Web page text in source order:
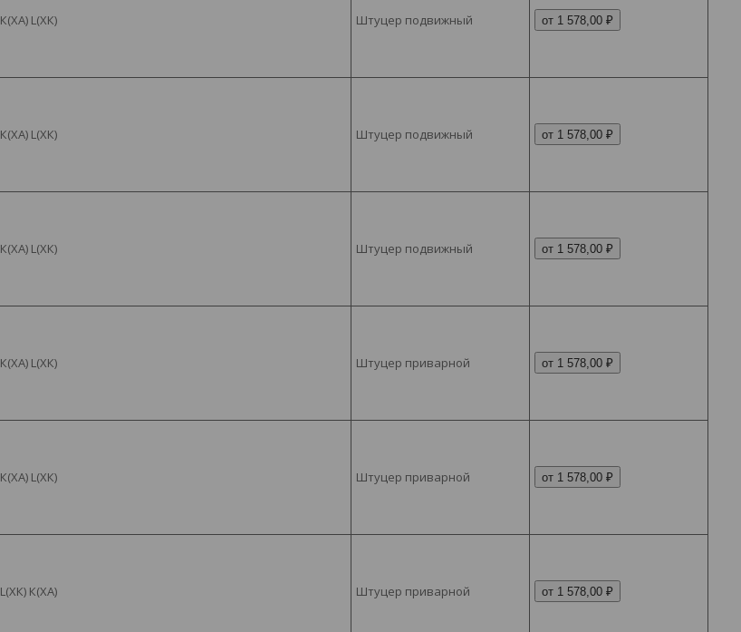
К(ХА) L(ХК) Штуцер подвижный от 1 578,00 ₽
К(ХА) L(ХК) Штуцер подвижный от 1 578,00 ₽
К(ХА) L(ХК) Штуцер подвижный от 1 578,00 ₽
К(ХА) L(ХК) Штуцер приварной от 1 578,00 ₽
К(ХА) L(ХК) Штуцер приварной от 1 578,00 ₽
L(ХК) К(ХА) Штуцер приварной от 1 578,00 ₽